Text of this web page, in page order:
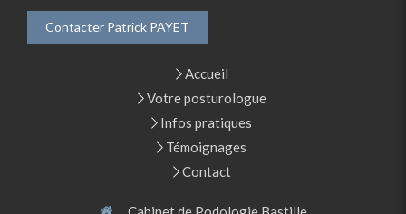
Contacter Patrick PAYET
Accueil
Votre posturologue
Infos pratiques
Témoignages
Contact